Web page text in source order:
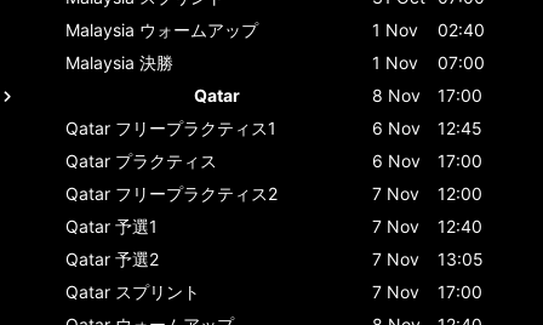
Malaysia ウォームアップ 1 Nov
02:40
Malaysia 決勝 1 Nov
07:00
Qatar
8 Nov
17:00
Qatar フリープラクティス1 6 Nov
12:45
Qatar プラクティス 6 Nov
17:00
Qatar フリープラクティス2 7 Nov
12:00
Qatar 予選1 7 Nov
12:40
Qatar 予選2 7 Nov
13:05
Qatar スプリント 7 Nov
17:00